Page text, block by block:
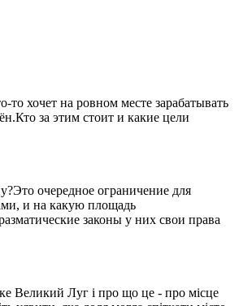
хочет на ровном месте зарабатывать
за этим стоит и какие цели
очередное ограничение для
и на какую площадь
законы у них свои права
Великий Луг і про що це - про місце